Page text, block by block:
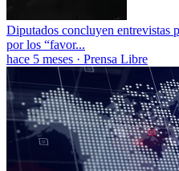
Diputados concluyen entrevistas
por los “favor...
hace 5 meses · Prensa Libre